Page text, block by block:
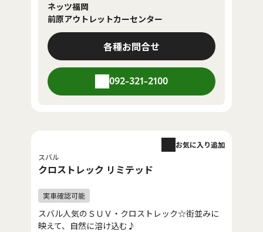
ネッツ福岡
前原アウトレットカーセンター
各種お問合せ
092-321-2100
スバル
クロストレック リミテッド
お気に入り追加
スバル人気のＳＵＶ・クロストレック☆街並みに
映えて、自然に溶け込む♪